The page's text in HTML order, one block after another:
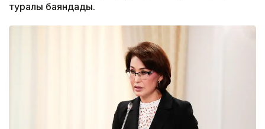
туралы баяндады.